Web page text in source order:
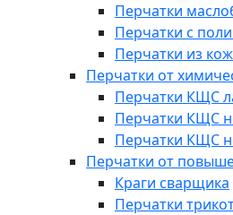
Перчатки
Перчатки с
Перчатки из
Перчатки от
Перчатки КЩС
Перчатки КЩС
Перчатки КЩС
Перчатки от
Краги сварщика
Перчатки